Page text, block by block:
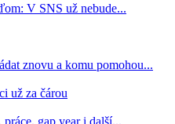
V SNS už nebude...
znovu a komu pomohou...
už za čárou
gap year i další...